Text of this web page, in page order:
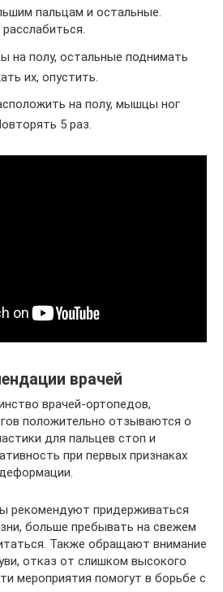
пальцам и остальные.
на полу, остальные поднимать
их, опустить.
на полу, мышцы ног
5 раз.
врачей
врачей-ортопедов,
положительно отзываются о
для пальцев стоп и
при первых признаках
рекомендуют придерживаться
больше пребывать на свежем
Также обращают внимание
отказ от слишком высокого
мероприятия помогут в борьбе с